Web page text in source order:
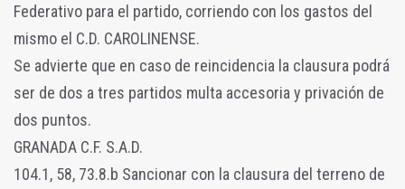
Federativo para el partido, corriendo con los gastos del
mismo el C.D. CAROLINENSE.
Se advierte que en caso de reincidencia la clausura podrá
ser de dos a tres partidos multa accesoria y privación de
dos puntos.
GRANADA C.F. S.A.D.
104.1, 58, 73.8.b Sancionar con la clausura del terreno de